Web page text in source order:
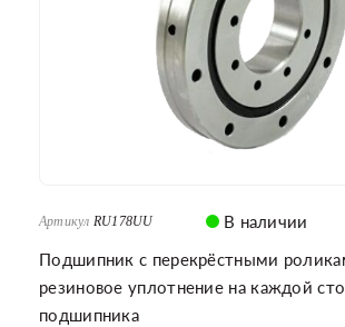
Артикул RU178UU
В наличии
Подшипник с перекрёстными
резиновое уплотнение на каждой
подшипника